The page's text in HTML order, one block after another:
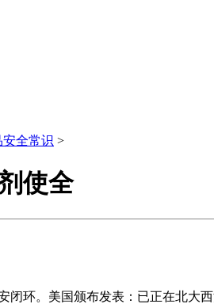
安全常识 >
使全
环。美国颁布发表：已正在北大